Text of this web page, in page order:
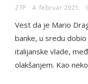
ZTP 4. februar 2021.
Vest da je Mario
banke, u sredu
italijanske vlade,
olakšanjem. Kao